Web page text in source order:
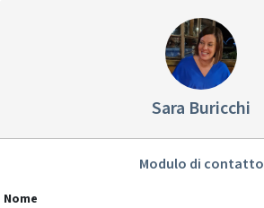
Sara Buricchi
Modulo di contatto
Nome